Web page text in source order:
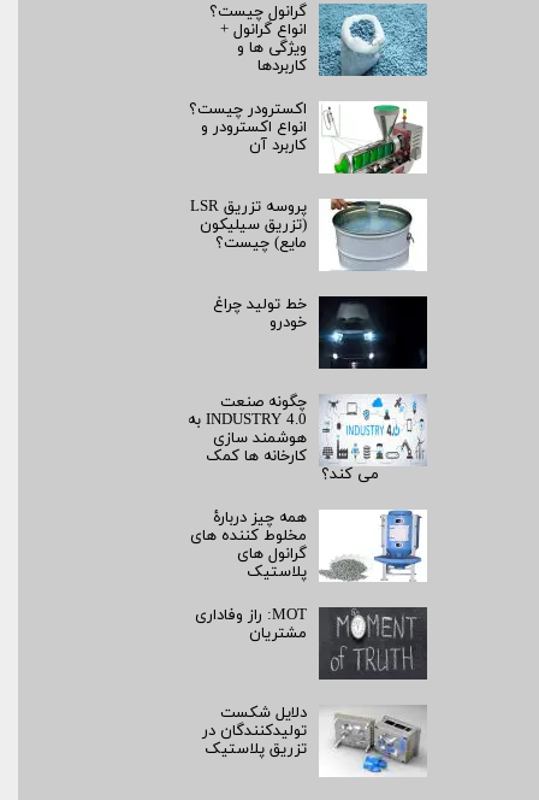
گرانول چیست؟
انواع گرانول +
ویژگی ها و
کاربردها
اکسترودر چیست؟
انواع اکسترودر و
کاربرد آن
پروسه تزریق LSR
(تزریق سیلیکون
مایع) چیست؟
خط تولید چراغ
خودرو
چگونه صنعت
INDUSTRY 4.0 به
هوشمند سازی
کارخانه ها کمک
می کند؟
همه چیز دربارۀ
مخلوط کننده های
گرانول های
پلاستیک
MOT: راز وفاداری
مشتریان
دلایل شکست
تولیدکنندگان در
تزریق پلاستیک